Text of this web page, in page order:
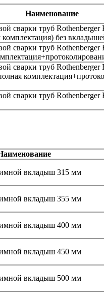
Наименование
сварки труб Rothenberger
комплектация) без
сварки труб Rothenberger
сварки труб Rothenberger
сварки труб Rothenberger
вкладыш 315 мм
вкладыш 355 мм
вкладыш 400 мм
вкладыш 450 мм
вкладыш 500 мм